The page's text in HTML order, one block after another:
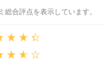
総合評点を表示しています。